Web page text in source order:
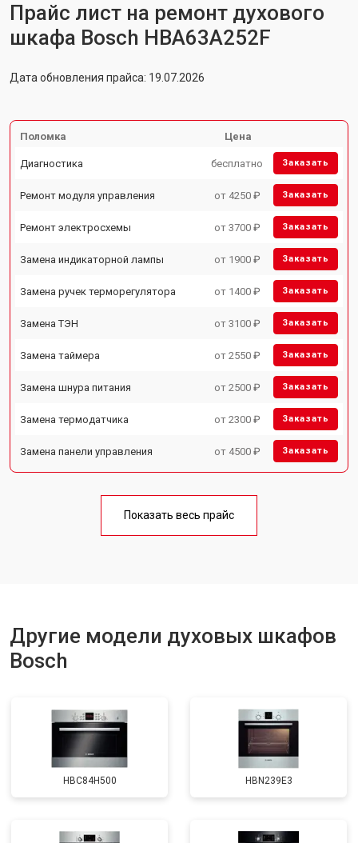
Прайс лист на ремонт духового
шкафа Bosch HBA63A252F
Дата обновления прайса: 19.07.2026
Поломка Цена
Диагностика бесплатно Заказать
Ремонт модуля управления от 4250 ₽ Заказать
Ремонт электросхемы от 3700 ₽ Заказать
Замена индикаторной лампы от 1900 ₽ Заказать
Замена ручек терморегулятора от 1400 ₽ Заказать
Замена ТЭН от 3100 ₽ Заказать
Замена таймера от 2550 ₽ Заказать
Замена шнура питания от 2500 ₽ Заказать
Замена термодатчика от 2300 ₽ Заказать
Замена панели управления от 4500 ₽ Заказать
Показать весь прайс
Другие модели духовых шкафов
Bosch
HBC84H500 HBN239E3